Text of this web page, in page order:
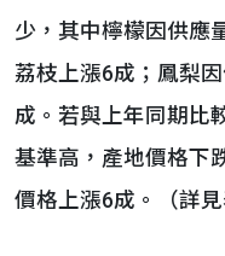
少，其中檸檬因供應
荔枝上漲6成；鳳梨
成。若與上年同期比
基準高，產地價格下
價格上漲6成。（詳見